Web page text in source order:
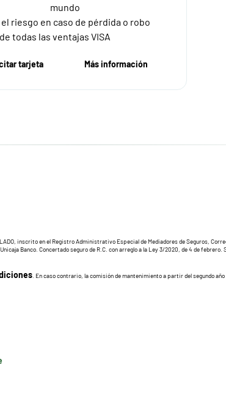
mundo
el riesgo en caso de pérdida o robo
todas las ventajas VISA
tarjeta Más información
inscrito en el Registro Administrativo Especial de Mediadores de Seguros,
Banco. Concertado seguro de R.C. con arreglo a la Ley 3/2020, de 4 de
. En caso contrario, la comisión de mantenimiento a partir del segundo año